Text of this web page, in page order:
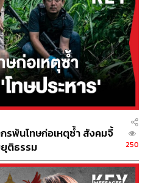
abs/1312.3966
news-opinion/news/2023/
universe-appears-five-tim
einstein-relativity.html
astronomers-see-ancient
motion-due-to-expanding
Key Messages
Science
รพ้นโทษก่อเหตุซ้ำ สังคมจี้
ยุติธรรม
250